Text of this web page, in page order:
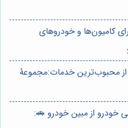
کامیون‌ها و خودروهای
محبوب‌ترین خدمات:مجموعۀ
خودرو از مبین خودرو 🚗: